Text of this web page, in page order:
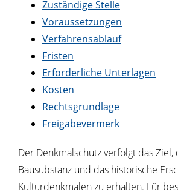
Zuständige Stelle
Voraussetzungen
Verfahrensablauf
Fristen
Erforderliche Unterlagen
Kosten
Rechtsgrundlage
Freigabevermerk
Der Denkmalschutz verfolgt das Ziel,
Bausubstanz und das historische
Kulturdenkmalen zu erhalten. Für